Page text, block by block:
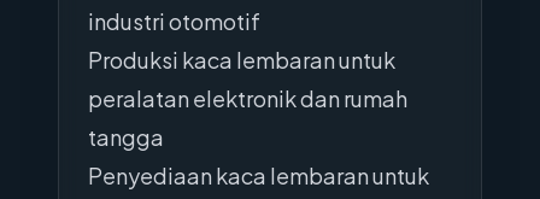
industri otomotif
Produksi kaca lembaran untuk
peralatan elektronik dan rumah
tangga
Penyediaan kaca lembaran untuk